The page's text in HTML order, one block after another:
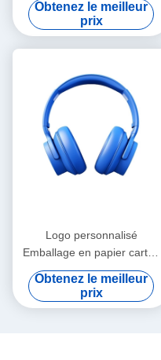
rose Luxe boîte cadeau
magnétique avec fermeture
à ruban
Obtenez le meilleur
prix
Logo personnalisé
Emballage en papier carton
pliable en or blanc / noir /
rose Luxe boîte cadeau
magnétique avec fermeture
Obtenez le meilleur
prix